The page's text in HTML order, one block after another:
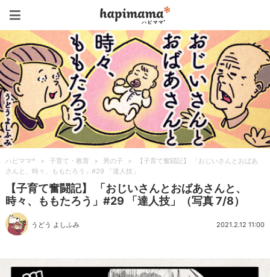
ハピママ* > 子育て・教育 > 男の子 >
【子育て奮闘記】 「おじいさんとおばあ
さんと、時々、ももたろう」#29 「達人技」
【子育て奮闘記】 「おじいさんとおばあさんと、
時々、ももたろう」#29 「達人技」（写真 7/8）
うどう よしふみ 2021.2.12 11:00